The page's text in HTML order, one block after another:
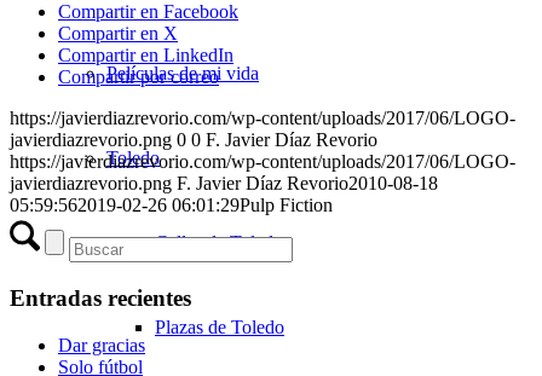
Películas de mi vida
Toledo
Calles de Toledo
Plazas de Toledo
Compartir en Facebook
Compartir en X
Compartir en LinkedIn
Compartir por correo
https://javierdiazrevorio.com/wp-content/uploads/2017/06/LOGO-
javierdiazrevorio.png 0 0 F. Javier Díaz Revorio
https://javierdiazrevorio.com/wp-content/uploads/2017/06/LOGO-
javierdiazrevorio.png F. Javier Díaz Revorio2010-08-18
05:59:562019-02-26 06:01:29Pulp Fiction
Entradas recientes
Dar gracias
Solo fútbol